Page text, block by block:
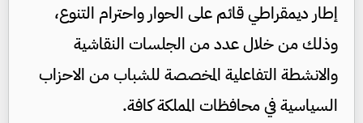
إطار ديمقراطي قائم على الحوار واحترام التنوع،
وذلك من خلال عدد من الجلسات النقاشية
والانشطة التفاعلية المخصصة للشباب من الاحزاب
السياسية في محافظات المملكة كافة.